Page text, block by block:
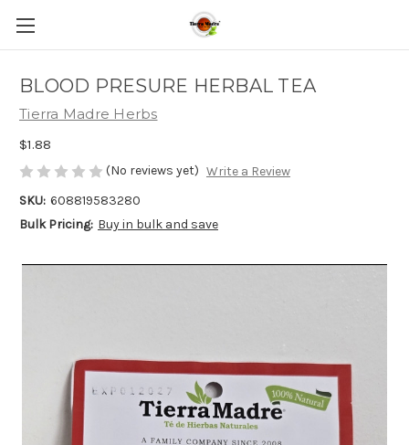
BLOOD PRESURE HERBAL TEA
Tierra Madre Herbs
$1.88
(No reviews yet) Write a Review
SKU: 608819583280
Bulk Pricing: Buy in bulk and save